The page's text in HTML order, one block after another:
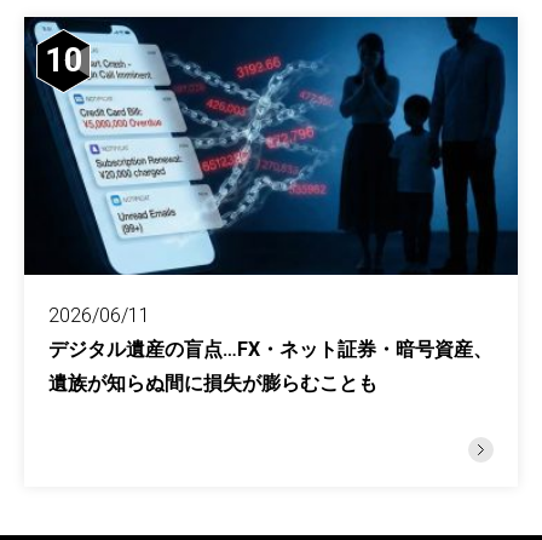
10
2026/06/11
デジタル遺産の盲点…FX・ネット証券・暗号資産、
遺族が知らぬ間に損失が膨らむことも